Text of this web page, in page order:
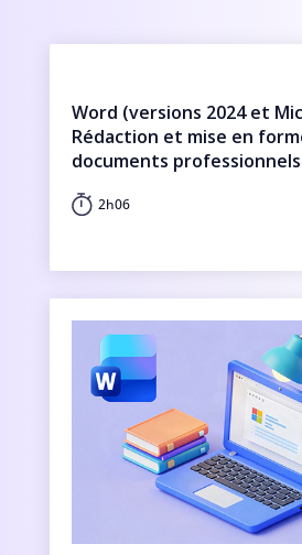
Word (versions 2024 et
Rédaction et mise en
documents professionnels
2h06